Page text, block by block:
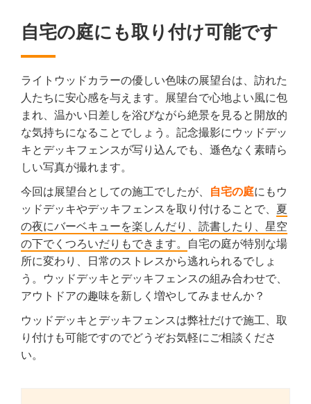
自宅の庭にも取り付け可能です
ライトウッドカラーの優しい色味の展望台は、訪れた
人たちに安心感を与えます。展望台で心地よい風に包
まれ、温かい日差しを浴びながら絶景を見ると開放的
な気持ちになることでしょう。記念撮影にウッドデッ
キとデッキフェンスが写り込んでも、遜色なく素晴ら
しい写真が撮れます。
今回は展望台としての施工でしたが、
自宅の庭にもウ
ッドデッキやデッキフェンスを取り付けることで、 夏
の夜にバーベキューを楽しんだり、読書したり、星空
の下でくつろいだりもできます。
自宅の庭が特別な場
所に変わり、日常のストレスから逃れられるでしょ
う。ウッドデッキとデッキフェンスの組み合わせで、
アウトドアの趣味を新しく増やしてみませんか？
ウッドデッキとデッキフェンスは弊社だけで施工、取
り付けも可能ですのでどうぞお気軽にご相談くださ
い。